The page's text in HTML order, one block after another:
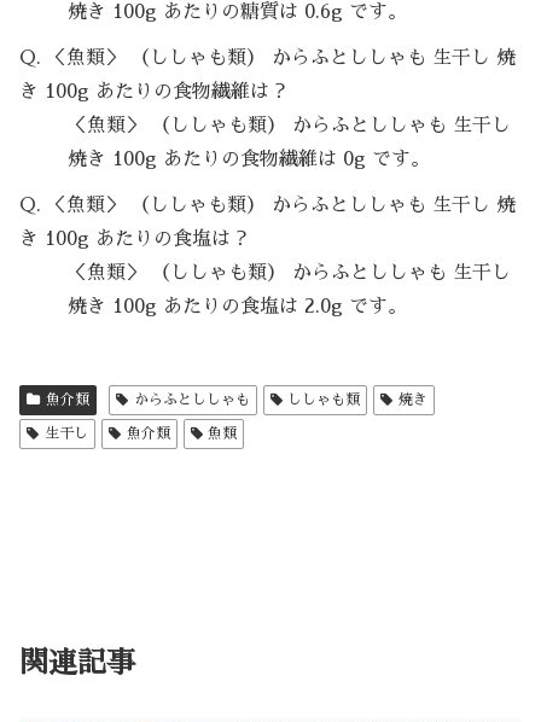
焼き 100g あたりの糖質は 0.6g です。
Q. ＜魚類＞ （ししゃも類） からふとししゃも 生干し 焼
き 100g あたりの食物繊維は？
＜魚類＞ （ししゃも類） からふとししゃも 生干し
焼き 100g あたりの食物繊維は 0g です。
Q. ＜魚類＞ （ししゃも類） からふとししゃも 生干し 焼
き 100g あたりの食塩は？
＜魚類＞ （ししゃも類） からふとししゃも 生干し
焼き 100g あたりの食塩は 2.0g です。
魚介類 からふとししゃも ししゃも類 焼き
生干し 魚介類 魚類
関連記事